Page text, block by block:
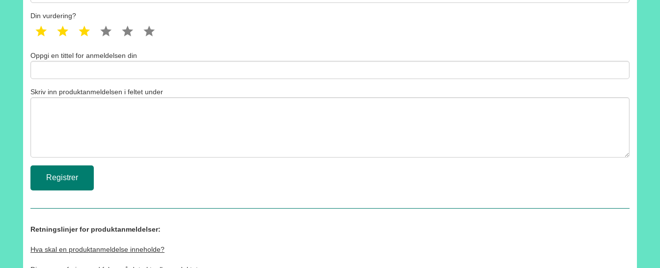
Din vurdering?
1 star 2 star 3 star 4 star 5 star
Oppgi en tittel for anmeldelsen din
Skriv inn produktanmeldelsen i feltet under
Retningslinjer for produktanmeldelser:
Hva skal en produktanmeldelse inneholde?